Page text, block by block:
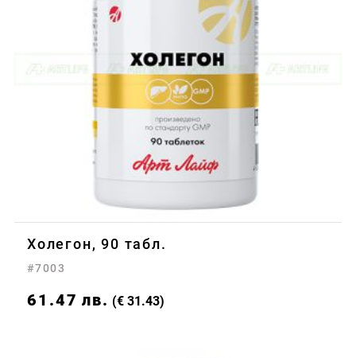
Холегон, 90 табл.
#7003
61.47 лв. (€ 31.43)